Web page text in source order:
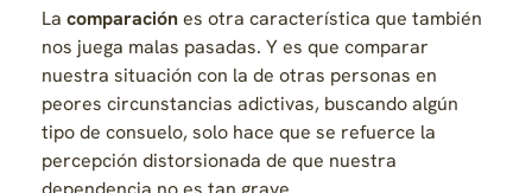
La comparaciónes otra característica que también
nos juega malas pasadas. Y es que comparar
nuestra situación con la de otras personas en
peores circunstancias adictivas, buscando algún
tipo de consuelo, solo hace que se refuerce la
percepción distorsionada de que nuestra